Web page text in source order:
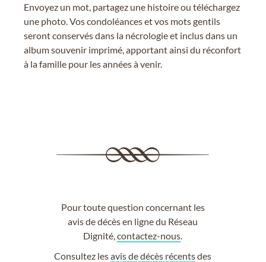
Envoyez un mot, partagez une histoire ou téléchargez
une photo. Vos condoléances et vos mots gentils
seront conservés dans la nécrologie et inclus dans un
album souvenir imprimé, apportant ainsi du réconfort
à la famille pour les années à venir.
Pour toute question concernant les
avis de décès en ligne du Réseau
Dignité,contactez-nous
Consultez lesavis de décès récentsdes